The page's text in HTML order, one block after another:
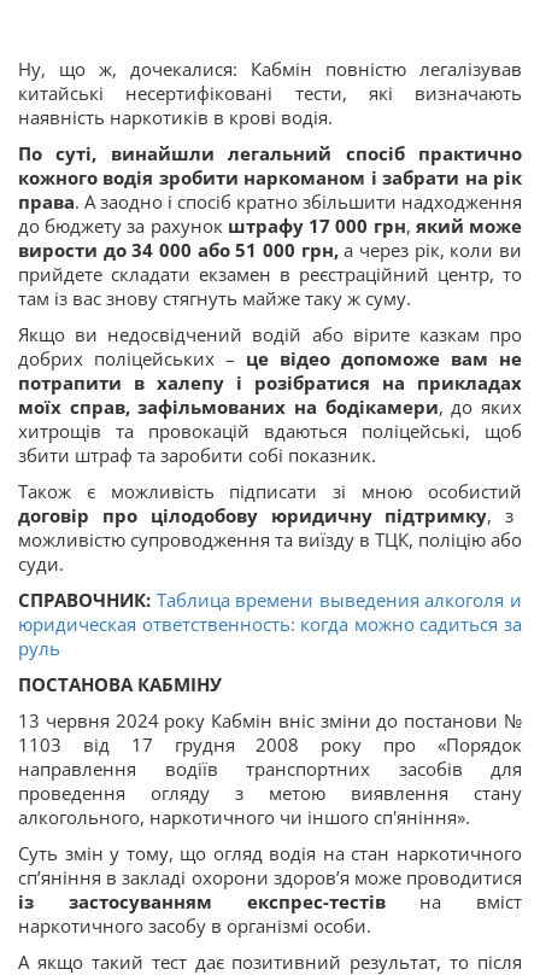
Ну, що ж, дочекалися: Кабмін повністю легалізував
китайські несертифіковані тести, які визначають
наявність наркотиків в крові водія.
По суті, винайшли легальний спосіб практично
кожного водія зробити наркоманом і забрати на рік
права. А заодно і спосіб кратно збільшити надходження
до бюджету за рахунок штрафу 17 000 грн, який може
вирости до 34 000 або 51 000 грн,а через рік, коли ви
прийдете складати екзамен в реєстраційний центр, то
там із вас знову стягнуть майже таку ж суму.
Якщо ви недосвідчений водій або вірите казкам про
добрих поліцейських – це відео допоможе вам не
потрапити в халепу і розібратися на прикладах
моїх справ, зафільмованих на бодікамери, до яких
хитрощів та провокацій вдаються поліцейські, щоб
збити штраф та заробити собі показник.
Також є можливість підписати зі мною особистий
договір про цілодобову юридичну підтримку, з
можливістю супроводження та виїзду в ТЦК, поліцію або
суди.
СПРАВОЧНИК: Таблица времени выведения алкоголя и
юридическая ответственность: когда можно садиться за
руль
ПОСТАНОВА КАБМІНУ
13 червня 2024 року Кабмін вніс зміни до постанови №
1103 від 17 грудня 2008 року про «Порядок
направлення водіїв транспортних засобів для
проведення огляду з метою виявлення стану
алкогольного, наркотичного чи іншого сп'яніння».
Суть змін у тому, що огляд водія на стан наркотичного
сп’яніння в закладі охорони здоров’я може проводитися
із застосуванням експрес-тестівна вміст
наркотичного засобу в організмі особи.
А якщо такий тест дає позитивний результат, то після